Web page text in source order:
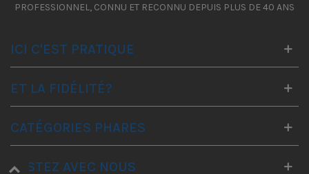
PROFESSIONNEL, CONNU ET RECONNU DEPUIS PLUS DE 40 ANS
ICI C'EST PRATIQUE
ET LA FIDÉLITÉ?
CATÉGORIES PHARES
RESTEZ AVEC NOUS